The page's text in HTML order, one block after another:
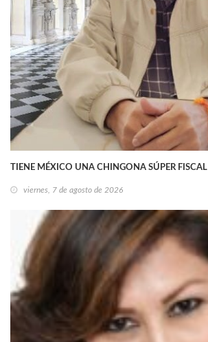
TIENE MÉXICO UNA CHINGONA SÚPER FISCAL
viernes, 7 de agosto de 2026